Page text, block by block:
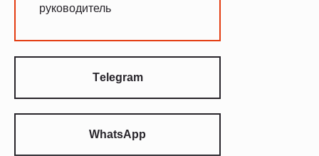
руководитель
Тelegram
WhatsApp